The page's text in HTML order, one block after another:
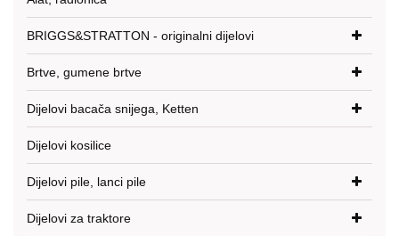
BRIGGS&STRATTON - originalni dijelovi
Brtve, gumene brtve
Dijelovi bacača snijega, Ketten
Dijelovi kosilice
Dijelovi pile, lanci pile
Dijelovi za traktore